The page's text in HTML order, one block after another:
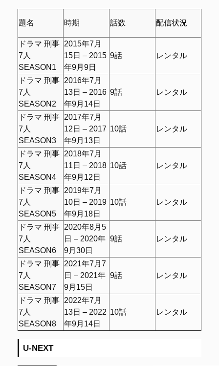
題名 時期 話数 配信状況
ドラマ 刑事
7人
SEASON1
2015年7月
15日 – 2015
年9月9日
9話 レンタル
ドラマ 刑事
7人
SEASON2
2016年7月
13日 – 2016
年9月14日
9話 レンタル
ドラマ 刑事
7人
SEASON3
2017年7月
12日 – 2017
年9月13日
10話 レンタル
ドラマ 刑事
7人
SEASON4
2018年7月
11日 – 2018
年9月12日
10話 レンタル
ドラマ 刑事
7人
SEASON5
2019年7月
10日 – 2019
年9月18日
10話 レンタル
ドラマ 刑事
7人
SEASON6
2020年8月5
日 – 2020年
9月30日
9話 レンタル
ドラマ 刑事
7人
SEASON7
2021年7月7
日 – 2021年
9月15日
9話 レンタル
ドラマ 刑事
7人
SEASON8
2022年7月
13日 – 2022
年9月14日
10話 レンタル
U-NEXT